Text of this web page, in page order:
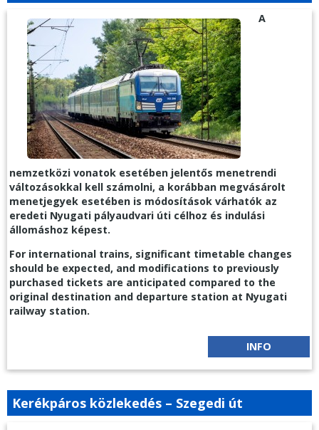
A
nemzetközi vonatok esetében jelentős menetrendi
változásokkal kell számolni, a korábban megvásárolt
menetjegyek esetében is módosítások várhatók az
eredeti Nyugati pályaudvari úti célhoz és indulási
állomáshoz képest.
For international trains, significant timetable changes
should be expected, and modifications to previously
purchased tickets are anticipated compared to the
original destination and departure station at Nyugati
railway station.
INFO
Kerékpáros közlekedés – Szegedi út